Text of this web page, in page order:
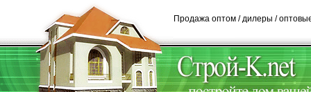
Продажа оптом / дилеры /